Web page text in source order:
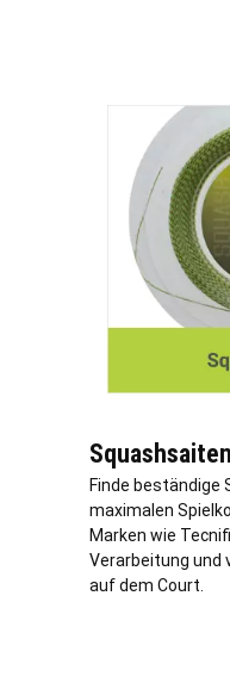
Squashsaiten
Finde beständige
maximalen
Marken wie
Verarbeitung und
auf dem Court.